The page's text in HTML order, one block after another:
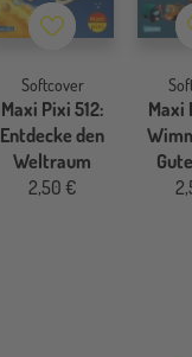
Merkzettel
Softcover
Maxi Pixi 512:
Entdecke den
Weltraum
2,50 €
Maxi